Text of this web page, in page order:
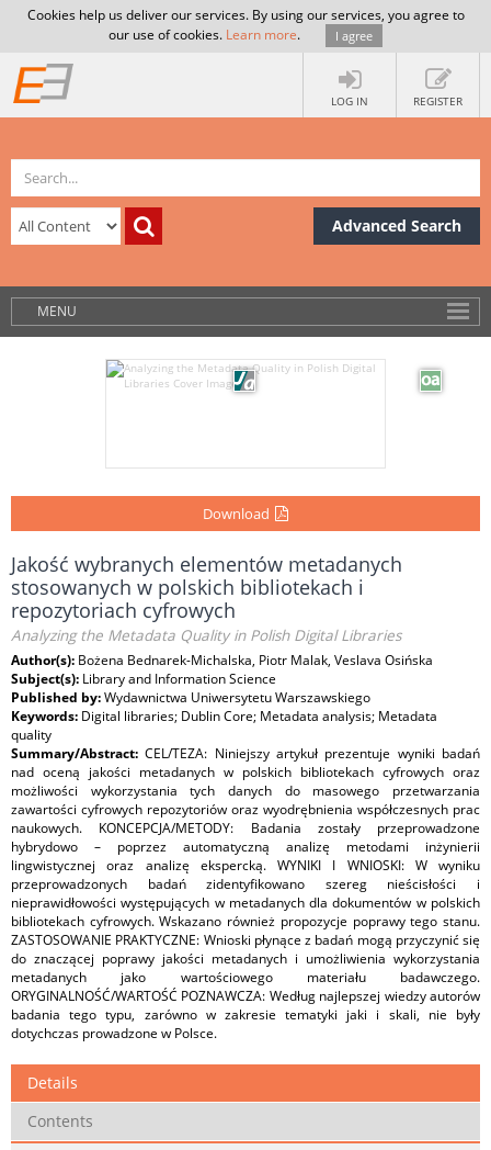
Cookies help us deliver our services. By using our services, you agree to
our use of cookies. Learn more. I agree
LOG IN REGISTER
Advanced Search
MENU
Download
Jakość wybranych elementów metadanych
stosowanych w polskich bibliotekach i
repozytoriach cyfrowych
Analyzing the Metadata Quality in Polish Digital Libraries
Author(s): Bożena Bednarek-Michalska, Piotr Malak, Veslava Osińska
Subject(s): Library and Information Science
Published by:Wydawnictwa Uniwersytetu Warszawskiego
Keywords: Digital libraries; Dublin Core; Metadata analysis; Metadata
quality
Summary/Abstract:CEL/TEZA: Niniejszy artykuł prezentuje wyniki badań
nad oceną jakości metadanych w polskich bibliotekach cyfrowych oraz
możliwości wykorzystania tych danych do masowego przetwarzania
zawartości cyfrowych repozytoriów oraz wyodrębnienia współczesnych prac
naukowych. KONCEPCJA/METODY: Badania zostały przeprowadzone
hybrydowo – poprzez automatyczną analizę metodami inżynierii
lingwistycznej oraz analizę ekspercką. WYNIKI I WNIOSKI: W wyniku
przeprowadzonych badań zidentyfikowano szereg nieścisłości i
nieprawidłowości występujących w metadanych dla dokumentów w polskich
bibliotekach cyfrowych. Wskazano również propozycje poprawy tego stanu.
ZASTOSOWANIE PRAKTYCZNE: Wnioski płynące z badań mogą przyczynić się
do znaczącej poprawy jakości metadanych i umożliwienia wykorzystania
metadanych jako wartościowego materiału badawczego.
ORYGINALNOŚĆ/WARTOŚĆ POZNAWCZA: Według najlepszej wiedzy autorów
badania tego typu, zarówno w zakresie tematyki jaki i skali, nie były
dotychczas prowadzone w Polsce.
Details
Contents